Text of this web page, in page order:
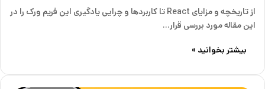
از تاریخچه و مزایای React تا کاربردها و چرایی یادگیری این فریم ورک را در
این مقاله مورد بررسی قرار…
بیشتر بخوانید »